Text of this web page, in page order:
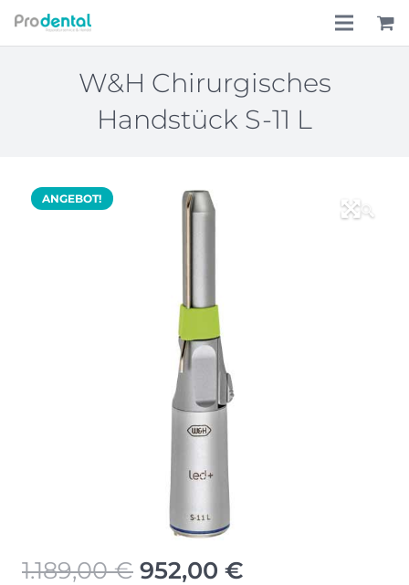
Lohnkostenpauschale
W&H Chirurgisches
Handstück S-11 L
ANGEBOT!
🔍
1.189,00€ Ursprünglicher
952,00 €